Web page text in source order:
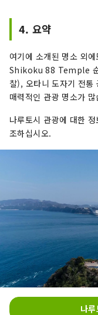
츠
것
형
형
에
습
하
닉
거
기
는
히
또,
으
주
서
가
4. 요약
여기에 소개된 명소 외
Shikoku 88 Temple 순
찰), 오타니 도자기 전통
매력적인 관광 명소가 많
나루토시 관광에 대한
조하십시오.
나